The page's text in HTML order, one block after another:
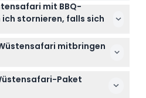
3 Jahren wird jedoch
teilzunehmen.
Gäste mit Rücken- oder
Operationen,
schweren
wird geraten, nicht am
teilzunehmen.
mit BBQ-
stornieren, falls sich
online auf dieser Website
geteilten oder privaten
bis zu 24 Stunden vor
erhalten eine
der Transfergebühren,
mitbringen
und geschlossene
geeignet sind; es ist
Paket